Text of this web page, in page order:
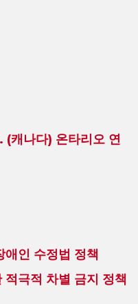
캐나다) 온타리오 연
애인 수정법 정책
극적 차별 금지 정책